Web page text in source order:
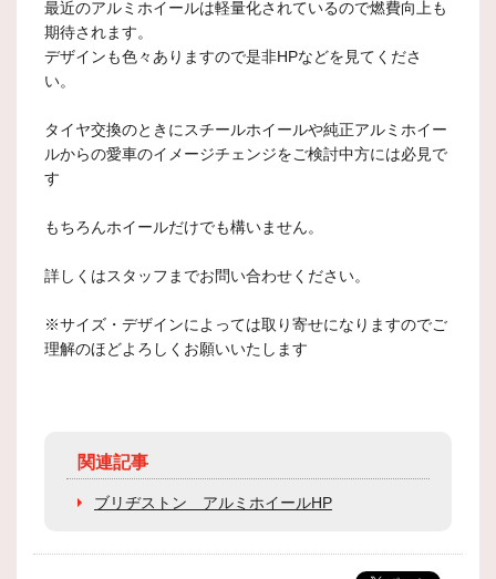
最近のアルミホイールは軽量化されているので燃費向上も
期待されます。
デザインも色々ありますので是非HPなどを見てくださ
い。
タイヤ交換のときにスチールホイールや純正アルミホイー
ルからの愛車のイメージチェンジをご検討中方には必見で
す
もちろんホイールだけでも構いません。
詳しくはスタッフまでお問い合わせください。
※サイズ・デザインによっては取り寄せになりますのでご
理解のほどよろしくお願いいたします
関連記事
ブリヂストン アルミホイールHP